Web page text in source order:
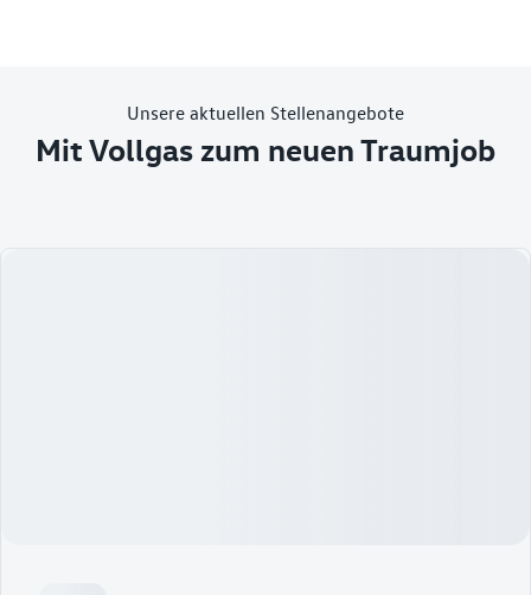
Unsere aktuellen Stellenangebote
Mit Vollgas zum neuen Traumjob